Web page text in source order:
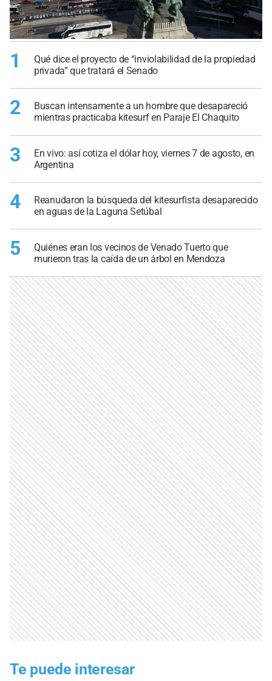
1
Qué dice el proyecto de “inviolabilidad de la propiedad
privada” que tratará el Senado
2
Buscan intensamente a un hombre que desapareció
mientras practicaba kitesurf en Paraje El Chaquito
3
En vivo: así cotiza el dólar hoy, viernes 7 de agosto, en
Argentina
4
Reanudaron la búsqueda del kitesurfista desaparecido
en aguas de la Laguna Setúbal
5
Quiénes eran los vecinos de Venado Tuerto que
murieron tras la caída de un árbol en Mendoza
Te puede interesar